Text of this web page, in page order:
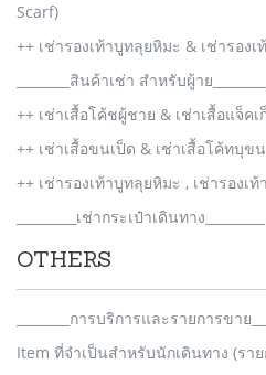
Scarf)
++ เช่ารองเท้าบูทลุยหิมะ & เช่ารอง
________สินค้าเช่า สำหรับผู้าย________
++ เช่าเสื้อโค้ชผู้ชาย & เช่าเสื้อแจ็ค
++ เช่าเสื้อขนเป็ด & เช่าเสื้อโค้ทบุข
++ เช่ารองเท้าบูทลุยหิมะ , เช่ารองเ
_________เช่ากระเป๋าเดินทาง_________
OTHERS
________การบริการและรายการขาย
Item ที่จำเป็นสำหรับนักเดินทาง (รา